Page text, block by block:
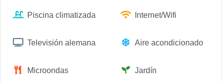
Piscina climatizada Internet/Wifi
Televisión alemana Aire acondicionado
Microondas Jardín